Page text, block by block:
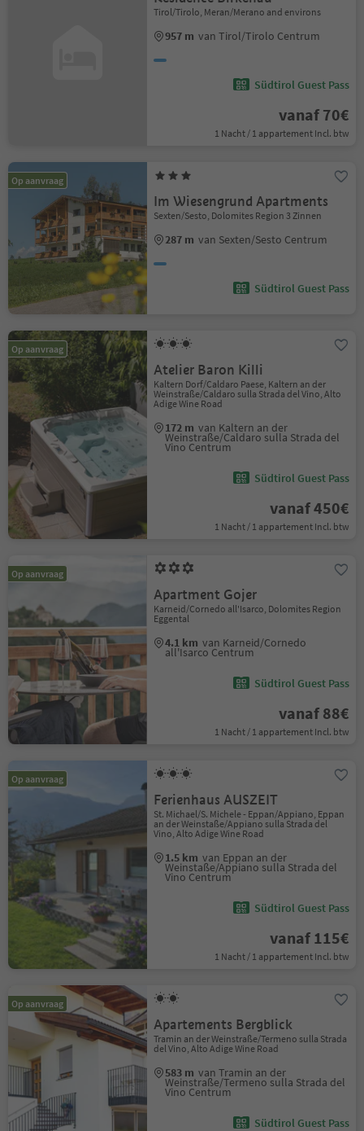
Tirol/Tirolo, Meran/Merano and environs
957 m van Tirol/Tirolo Centrum
Südtirol Guest Pass
vanaf 70€
1 Nacht / 1 appartement Incl. btw
Op aanvraag
Im Wiesengrund Apartments
Sexten/Sesto, Dolomites Region 3 Zinnen
287 m van Sexten/Sesto Centrum
Südtirol Guest Pass
Op aanvraag
Atelier Baron Killi
Kaltern Dorf/Caldaro Paese, Kaltern an der
Weinstraße/Caldaro sulla Strada del Vino, Alto
Adige Wine Road
172 m van Kaltern an der
Weinstraße/Caldaro sulla Strada del
Vino Centrum
Südtirol Guest Pass
vanaf 450€
1 Nacht / 1 appartement Incl. btw
Op aanvraag
Apartment Gojer
Karneid/Cornedo all'Isarco, Dolomites Region
Eggental
4.1 km van Karneid/Cornedo
all'Isarco Centrum
Südtirol Guest Pass
vanaf 88€
1 Nacht / 1 appartement Incl. btw
Op aanvraag
Ferienhaus AUSZEIT
St. Michael/S. Michele - Eppan/Appiano, Eppan
an der Weinstaße/Appiano sulla Strada del
Vino, Alto Adige Wine Road
1.5 km van Eppan an der
Weinstaße/Appiano sulla Strada del
Vino Centrum
Südtirol Guest Pass
vanaf 115€
1 Nacht / 1 appartement Incl. btw
Op aanvraag
Apartements Bergblick
Tramin an der Weinstraße/Termeno sulla Strada
del Vino, Alto Adige Wine Road
583 m van Tramin an der
Weinstraße/Termeno sulla Strada del
Vino Centrum
Südtirol Guest Pass